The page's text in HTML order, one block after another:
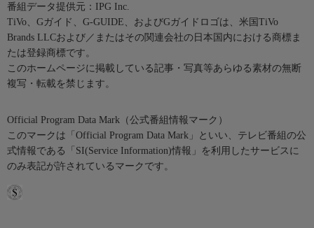
番組データ提供元：IPG Inc.
TiVo、Gガイド、G-GUIDE、およびGガイドロゴは、米国TiVo
Brands LLCおよび／またはその関連会社の日本国内における商標ま
たは登録商標です。
このホームページに掲載している記事・写真等あらゆる素材の無断
複写・転載を禁じます。
Official Program Data Mark（公式番組情報マーク）
このマークは「Official Program Data Mark」といい、テレビ番組の公
式情報である「SI(Service Information)情報」を利用したサービスに
のみ表記が許されているマークです。